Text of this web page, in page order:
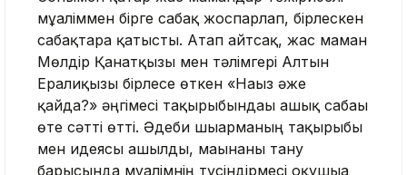
мұғаліммен бірге сабақ жоспарлап, бірлескен
сабақтарға қатысты. Атап айтсақ, жас маман
Мөлдір Қанатқызы мен тәлімгері Алтын
Ералиқызы бірлесе өткен «Нағыз әже
қайда?» әңгімесі тақы­рыбындағы ашық сабағы
өте сәтті өтті. Әдеби шығарманың тақырыбы
мен идеясы ашылды, мағынаны тану
барысында мұғалімнің түсіндірмесі оқушыға